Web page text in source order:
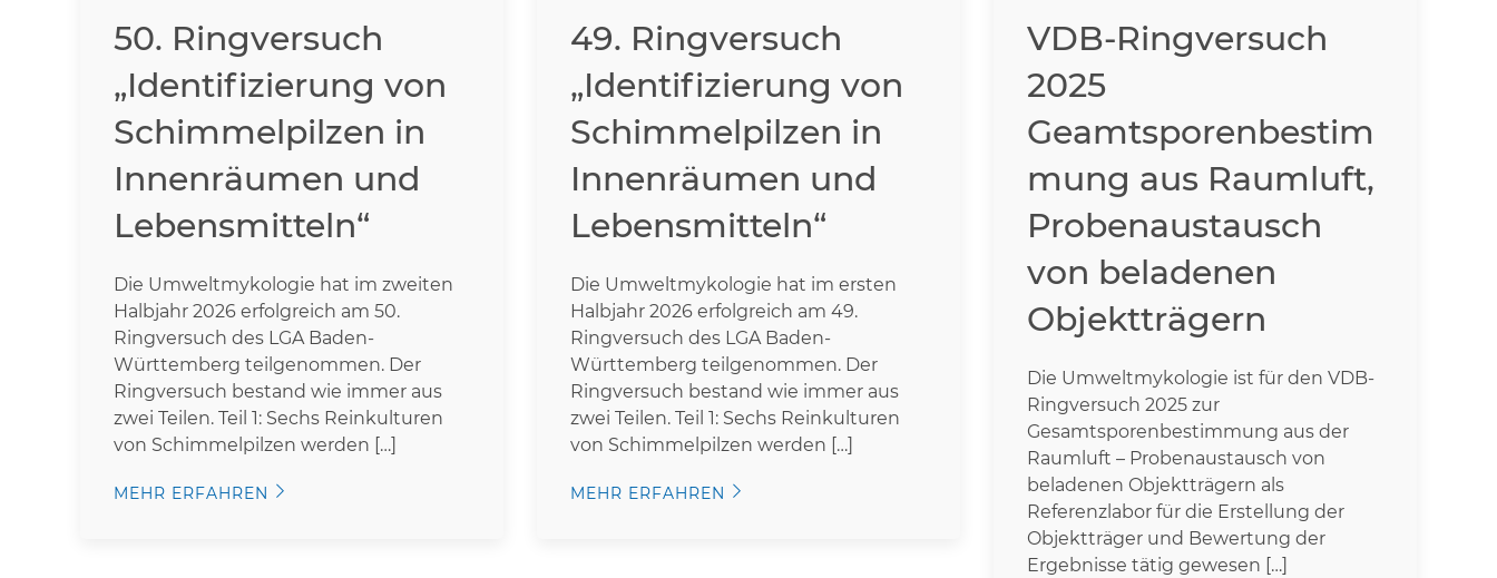
50. Ringversuch
„Identifizierung von
Schimmelpilzen in
Innenräumen und
Lebensmitteln“
Die Umweltmykologie hat im zweiten
Halbjahr 2026 erfolgreich am 50.
Ringversuch des LGA Baden-
Württemberg teilgenommen. Der
Ringversuch bestand wie immer aus
zwei Teilen. Teil 1: Sechs Reinkulturen
von Schimmelpilzen werden […]
MEHR ERFAHREN
49. Ringversuch
„Identifizierung von
Schimmelpilzen in
Innenräumen und
Lebensmitteln“
Die Umweltmykologie hat im ersten
Halbjahr 2026 erfolgreich am 49.
Ringversuch des LGA Baden-
Württemberg teilgenommen. Der
Ringversuch bestand wie immer aus
zwei Teilen. Teil 1: Sechs Reinkulturen
von Schimmelpilzen werden […]
MEHR ERFAHREN
VDB-Ringversuch
2025
Geamtsporenbestim
mung aus Raumluft,
Probenaustausch
von beladenen
Objektträgern
Die Umweltmykologie ist für den VDB-
Ringversuch 2025 zur
Gesamtsporenbestimmung aus der
Raumluft – Probenaustausch von
beladenen Objektträgern als
Referenzlabor für die Erstellung der
Objektträger und Bewertung der
Ergebnisse tätig gewesen […]